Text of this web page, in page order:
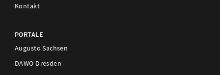
Kontakt
PORTALE
Augusto Sachsen
DAWO Dresden